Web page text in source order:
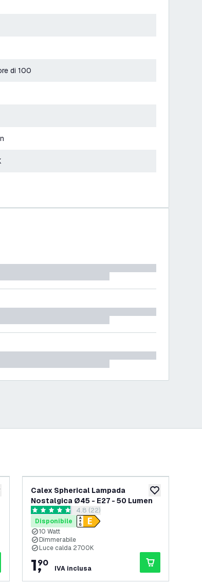
di 100
alla lista desideri aggiungi alla
Calex Spherical Lampada
Nostalgica Ø45 - E27 - 50 Lumen
apri il cassetto delle recensioni
4.8 stelle di valutazione
4.8 (22)
Disponibile
10 Watt
Dimmerabile
Luce calda 2700K
1,
90
IVA inclusa